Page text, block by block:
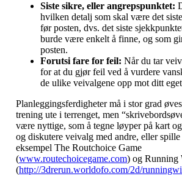
Siste sikre, eller angrepspunktet:
hvilken detalj som skal være det
før posten, dvs. det siste
burde være enkelt å finne, og som
posten.
Forutsi fare for feil: Når du tar
for at du gjør feil ved å vurdere
de ulike veivalgene opp mot ditt
Planleggingsferdigheter må i stor grad
trening ute i terrenget, men
være nyttige, som å tegne løyper på kart
og diskutere veivalg med andre, eller
eksempel The Routchoice Game
(www.routechoicegame.com) og Running
(http://3drerun.worldofo.com/2d/